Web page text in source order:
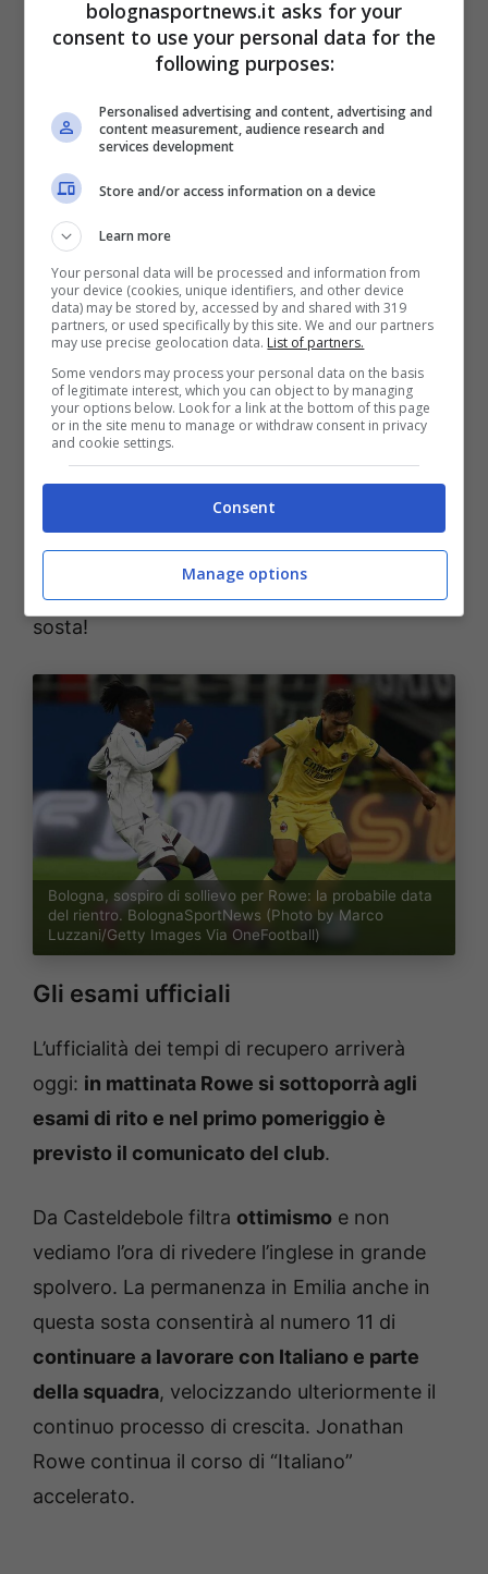
era stato diagnosticato un risentimento alla
coscia, ma i tempi di recupero sembrano
Infatti, seil Bologna dovrà fare a meno del
portiere polacco per un lungo periodo
tornare in campo già contro l’Udinese
quindi alla ripresa post sosta-oal massimo
per la sfida di Europa Leaguecon il
Salisburgo.
Ovviamente è più probabile rivederlo in
campo contro gli austriaci, ma c’è una forte
possibilità di trovarlo tra i convocati di Udine.
lavorerà per recuperare la condizioneed è
proprio il caso di dirlo questa volta: benedetta
sosta!
Bologna, sospiro di sollievo per Rowe: la probabile data
del rientro. BolognaSportNews (Photo by Marco
Luzzani/Getty Images Via OneFootball)
Gli esami ufficiali
L’ufficialità dei tempi di recupero arriverà
oggi: in mattinata Rowe si sottoporrà agli
esami di rito e nel primo pomeriggio è
previsto il comunicato del club.
Da Casteldebole filtra ottimismo e non
vediamo l’ora di rivedere l’inglese in grande
spolvero. La permanenza in Emilia anche in
questa sosta consentirà al numero 11 di
continuare a lavorare con Italiano e parte
della squadra, velocizzando ulteriormente il
continuo processo di crescita. Jonathan
Rowe continua il corso di “Italiano”
accelerato.
bolognasportnews.it asks for your
consent to use your personal data for the
following purposes:
Personalised advertising and content, advertising and
content measurement, audience research and
services development
Store and/or access information on a device
Learn more
Your personal data will be processed and information from
your device (cookies, unique identifiers, and other device
data) may be stored by, accessed by and shared with 319
partners, or used specifically by this site. We and our partners
may use precise geolocation data. List of partners.
Some vendors may process your personal data on the basis
of legitimate interest, which you can object to by managing
your options below. Look for a link at the bottom of this page
or in the site menu to manage or withdraw consent in privacy
and cookie settings.
Consent
Manage options